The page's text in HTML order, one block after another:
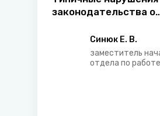
законодательства о
рассмотрении
Синюк Е. В.
заместитель
отдела по